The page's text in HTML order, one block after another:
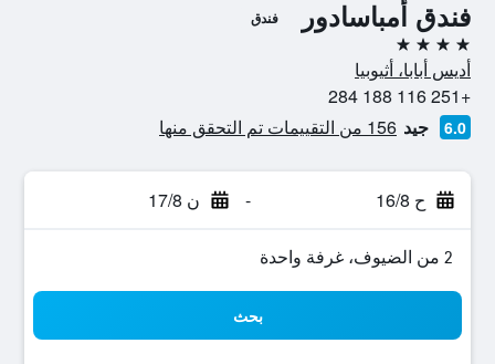
فندق أمباسادور فندق
4 نجوم
أديس أبابا، أثيوبيا
+251 116 188 284
6.0 جيد 156 من التقييمات تم التحقق منها
ح 16/8 - ن 17/8
2 من الضيوف، غرفة واحدة
بحث